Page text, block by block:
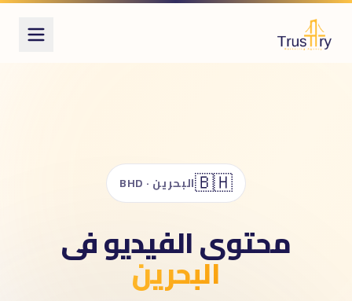
إعلانات الفيديو
تصوير منتجات
🇧🇭البحرين · BHD
محتوى الفيديو فى
البحرين